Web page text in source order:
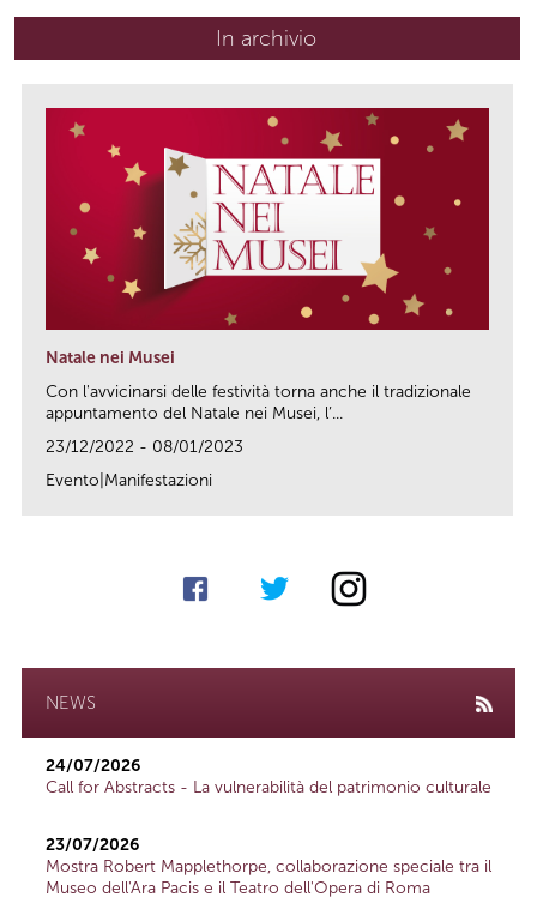
In archivio
Natale nei Musei
Con l'avvicinarsi delle festività torna anche il tradizionale
appuntamento del Natale nei Musei, l’...
23/12/2022 - 08/01/2023
Evento|Manifestazioni
NEWS
24/07/2026
Call for Abstracts - La vulnerabilità del patrimonio culturale
23/07/2026
Mostra Robert Mapplethorpe, collaborazione speciale tra il
Museo dell'Ara Pacis e il Teatro dell'Opera di Roma